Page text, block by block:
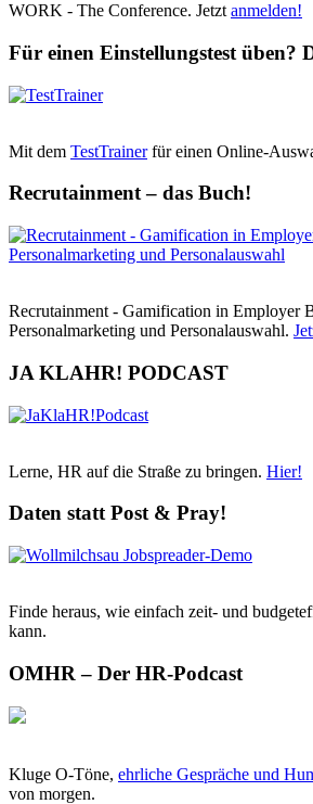
WORK - The Conference. Jetzt anmelden!
Für einen Einstellungstest üben?
Mit dem TestTrainerfür einen Online-
Recrutainment – das Buch!
Recrutainment - Gamification in Employer
Personalmarketing und Personalauswahl.
JA KLAHR! PODCAST
Lerne, HR auf die Straße zu bringen. Hier!
Daten statt Post & Pray!
Finde heraus, wie einfach zeit- und
kann.
OMHR – Der HR-Podcast
Kluge O-Töne, ehrliche Gespräche und
von morgen.